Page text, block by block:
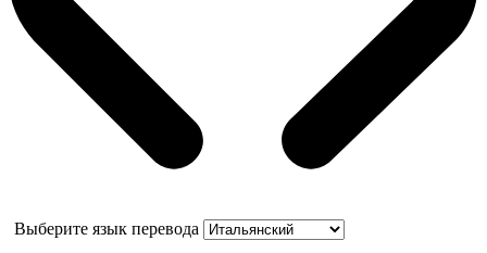
Выберите язык перевода